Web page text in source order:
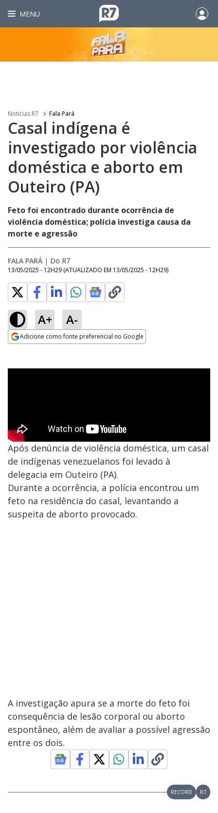
MENU
Noticias R7 Fala Pará
Casal indígena é
investigado por violência
doméstica e aborto em
Outeiro (PA)
Feto foi encontrado durante ocorrência de
violência doméstica; polícia investiga causa da
morte e agressão
FALA PARÁ | Do R7
13/05/2025 - 12H29 (ATUALIZADO EM 13/05/2025 - 12H29)
A+ A-
Adicione como fonte preferencial no Google
Após denúncia de violência doméstica, um casal
de indígenas venezuelanos foi levado à
delegacia em Outeiro (PA).
Durante a ocorrência, a polícia encontrou um
feto na residência do casal, levantando a
suspeita de aborto provocado.
A investigação apura se a morte do feto foi
consequência de lesão corporal ou aborto
espontâneo, além de avaliar a possível agressão
entre os dois.
RECORD R7